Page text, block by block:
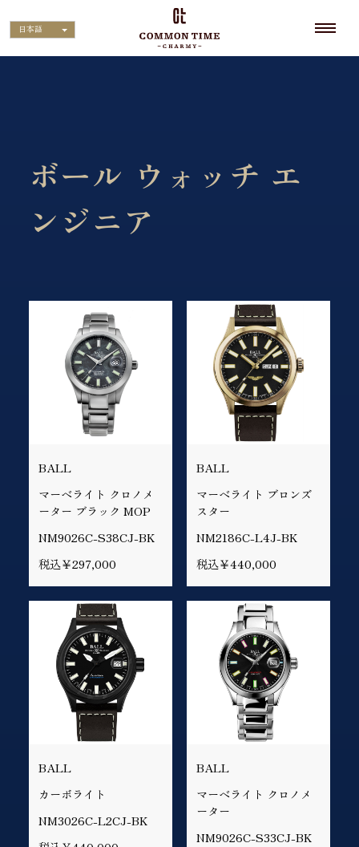
日本語
ボール ウォッチ エ
ンジニア
BALL
マーベライト クロノメ
ーター ブラック MOP
NM9026C-S38CJ-BK
税込￥297,000
BALL
マーベライト ブロンズ
スター
NM2186C-L4J-BK
税込￥440,000
BALL
カーボライト
NM3026C-L2CJ-BK
BALL
マーベライト クロノメ
ーター
NM9026C-S33CJ-BK